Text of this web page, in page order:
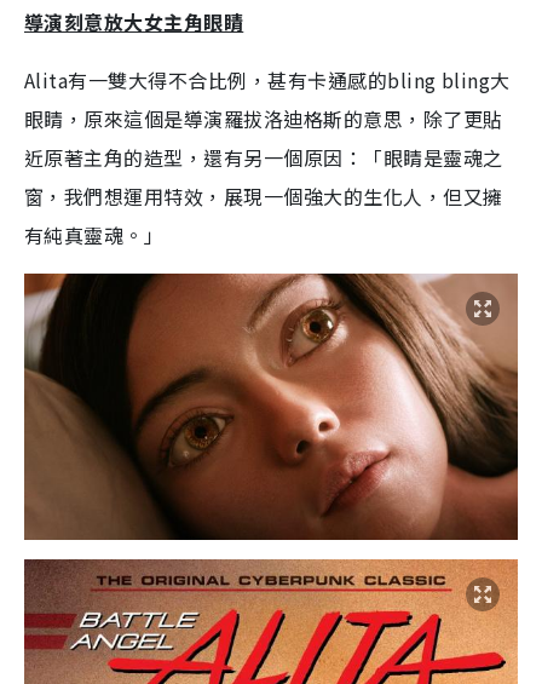
導演刻意放大女主角眼睛
Alita有一雙大得不合比例，甚有卡通感的bling bling大
眼睛，原來這個是導演羅拔洛迪格斯的意思，除了更貼
近原著主角的造型，還有另一個原因：「眼睛是靈魂之
窗，我們想運用特效，展現一個強大的生化人，但又擁
有純真靈魂。」